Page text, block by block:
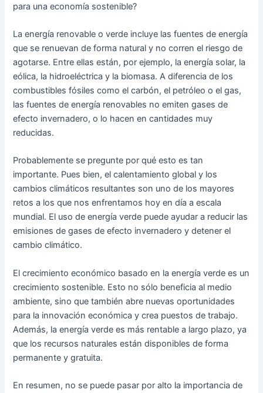
para una economía sostenible?
La energía renovable o verde incluye las fuentes de energía
que se renuevan de forma natural y no corren el riesgo de
agotarse. Entre ellas están, por ejemplo, la energía solar, la
eólica, la hidroeléctrica y la biomasa. A diferencia de los
combustibles fósiles como el carbón, el petróleo o el gas,
las fuentes de energía renovables no emiten gases de
efecto invernadero, o lo hacen en cantidades muy
reducidas.
Probablemente se pregunte por qué esto es tan
importante. Pues bien, el calentamiento global y los
cambios climáticos resultantes son uno de los mayores
retos a los que nos enfrentamos hoy en día a escala
mundial. El uso de energía verde puede ayudar a reducir las
emisiones de gases de efecto invernadero y detener el
cambio climático.
El crecimiento económico basado en la energía verde es un
crecimiento sostenible. Esto no sólo beneficia al medio
ambiente, sino que también abre nuevas oportunidades
para la innovación económica y crea puestos de trabajo.
Además, la energía verde es más rentable a largo plazo, ya
que los recursos naturales están disponibles de forma
permanente y gratuita.
En resumen, no se puede pasar por alto la importancia de